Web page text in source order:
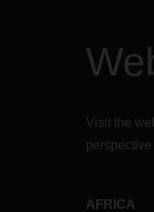
Visit the
AFRICA